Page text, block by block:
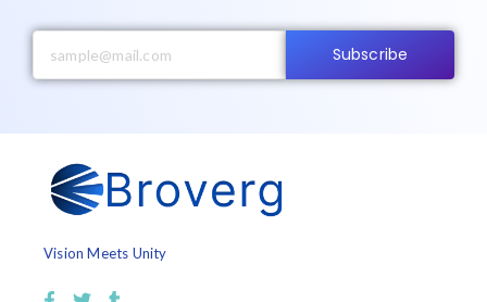
Subscribe
Vision Meets Unity